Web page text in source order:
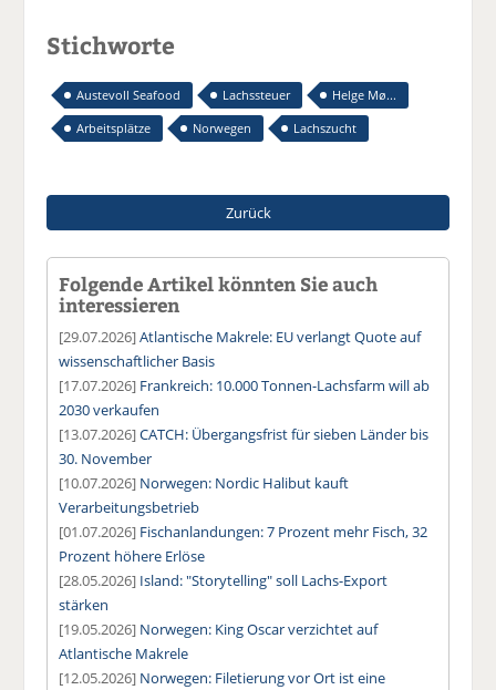
Stichworte
Austevoll Seafood Lachssteuer
Helge Mø...
Arbeitsplätze
Norwegen Lachszucht
Zurück
Folgende Artikel könnten Sie auch
interessieren
[29.07.2026]Atlantische Makrele: EU verlangt Quote auf
wissenschaftlicher Basis
[17.07.2026] Frankreich: 10.000 Tonnen-Lachsfarm will ab
2030 verkaufen
[13.07.2026]CATCH: Übergangsfrist für sieben Länder bis
30. November
[10.07.2026] Norwegen: Nordic Halibut kauft
Verarbeitungsbetrieb
[01.07.2026] Fischanlandungen: 7 Prozent mehr Fisch, 32
Prozent höhere Erlöse
[28.05.2026] Island: "Storytelling" soll Lachs-Export
stärken
[19.05.2026] Norwegen: King Oscar verzichtet auf
Atlantische Makrele
[12.05.2026] Norwegen: Filetierung vor Ort ist eine